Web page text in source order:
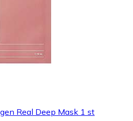
Real Deep Mask 1 st